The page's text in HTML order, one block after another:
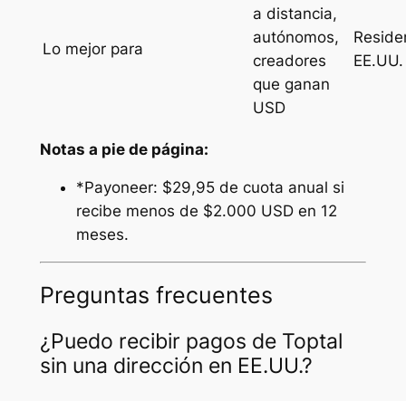
Lo mejor para
a distancia,
autónomos,
creadores
que ganan
USD
EE.UU.
Notas a pie de página:
*Payoneer: $29,95 de cuota anual si
recibe menos de $2.000 USD en 12
meses.
Preguntas frecuentes
¿Puedo recibir pagos de Toptal
sin una dirección en EE.UU.?